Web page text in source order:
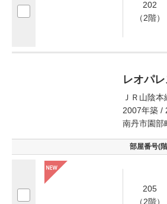
202
（2階）
レオパ
ＪＲ山陰
2007年築 /
南丹市園部
部屋番号(
205
（2階）